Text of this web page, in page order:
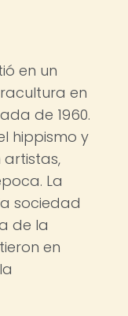
en un
en
de 1960.
hippismo y
artistas,
La
sociedad
de la
en